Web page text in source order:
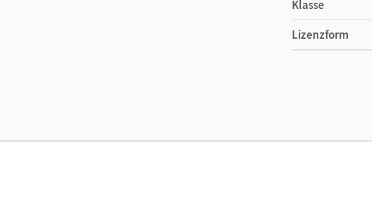
Klasse
Lizenzform